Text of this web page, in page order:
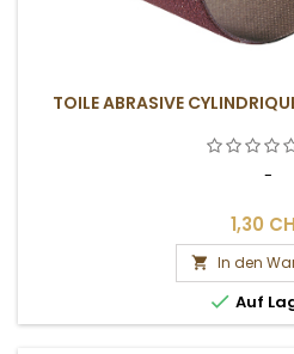
TOILE ABRASIVE
-
1,30
 In den
 Auf